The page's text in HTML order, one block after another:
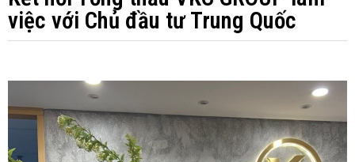
việc với Chủ đầu tư Trung Quốc